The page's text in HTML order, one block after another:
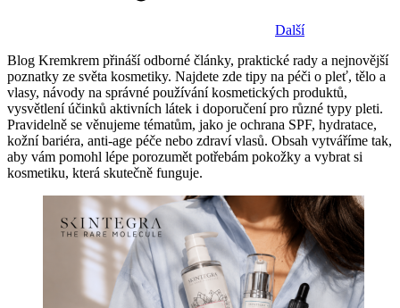
Další
Blog Kremkrem přináší odborné články, praktické rady a nejnovější
poznatky ze světa kosmetiky. Najdete zde tipy na péči o pleť, tělo a
vlasy, návody na správné používání kosmetických produktů,
vysvětlení účinků aktivních látek i doporučení pro různé typy pleti.
Pravidelně se věnujeme tématům, jako je ochrana SPF, hydratace,
kožní bariéra, anti-age péče nebo zdraví vlasů. Obsah vytváříme tak,
aby vám pomohl lépe porozumět potřebám pokožky a vybrat si
kosmetiku, která skutečně funguje.